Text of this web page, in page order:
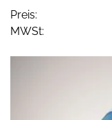
Preis:
MWSt: